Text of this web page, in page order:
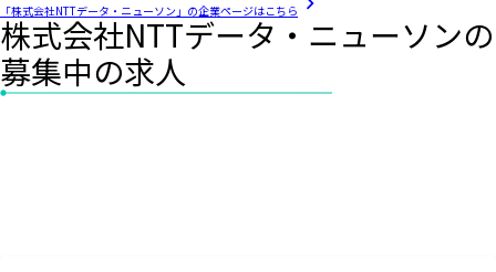
「株式会社NTTデータ・ニューソン」の企業ページはこちら
株式会社NTTデータ・ニューソンの
募集中の求人